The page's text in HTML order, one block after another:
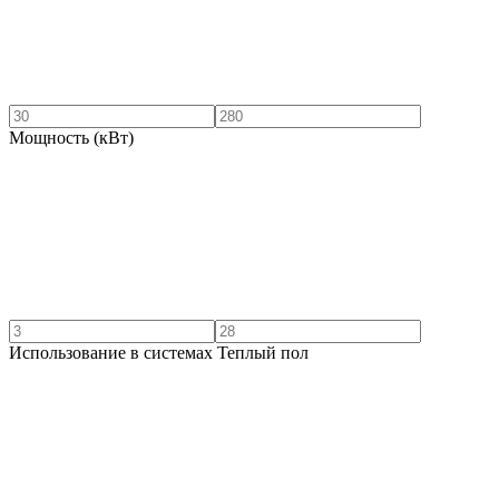
Мощность (кВт)
Использование в системах Теплый пол